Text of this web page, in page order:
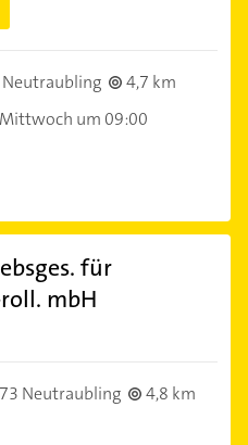
4,7 km
um 09:00
für
mbH
Neutraubling
4,8 km